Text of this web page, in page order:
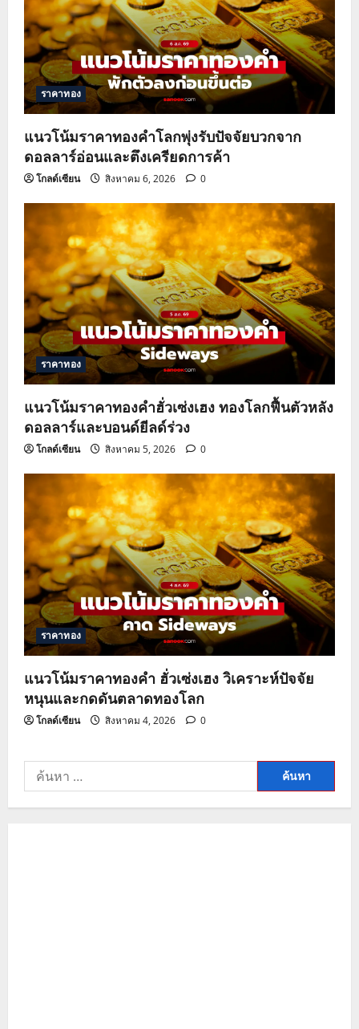
a
t
i
o
n
ราคาทอง
แนวโน้มราคาทองคำโลกพุ่งรับปัจจัยบวกจาก
ดอลลาร์อ่อนและตึงเครียดการค้า
โกลด์เซียน สิงหาคม 6, 2026 0
ราคาทอง
แนวโน้มราคาทองคำฮั่วเซ่งเฮง ทองโลกฟื้นตัวหลัง
ดอลลาร์และบอนด์ยีลด์ร่วง
โกลด์เซียน สิงหาคม 5, 2026 0
ราคาทอง
แนวโน้มราคาทองคำ ฮั่วเซ่งเฮง วิเคราะห์ปัจจัย
หนุนและกดดันตลาดทองโลก
โกลด์เซียน สิงหาคม 4, 2026 0
ค้นหา
สำหรับ: